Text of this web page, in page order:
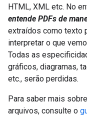
HTML, XML etc. No
entende PDFs de
extraídos como texto
interpretar o que
Todas as
gráficos, diagramas,
etc., serão perdidas.
Para saber mais
arquivos, consulte o